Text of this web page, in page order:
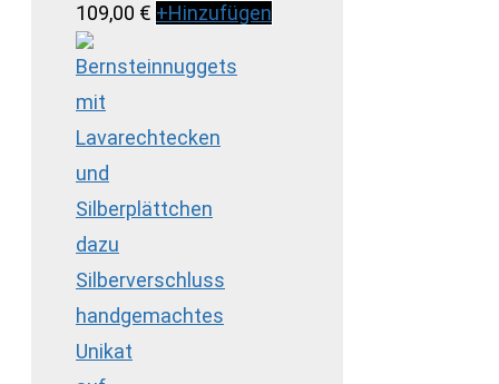
109,00 € +Hinzufügen